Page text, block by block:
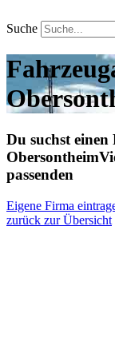
Inhalt
springen
Suche
Du suchst
Obersontheim
passenden
Eigene Firma
zurück zur Übersicht